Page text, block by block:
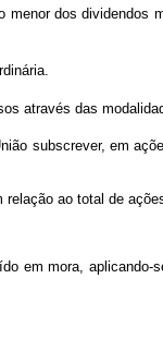
dos dividendos
através das
subscrever, em
ao total de
mora, aplicando-